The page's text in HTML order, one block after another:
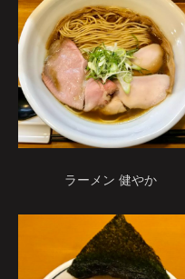
ラーメン 健やか